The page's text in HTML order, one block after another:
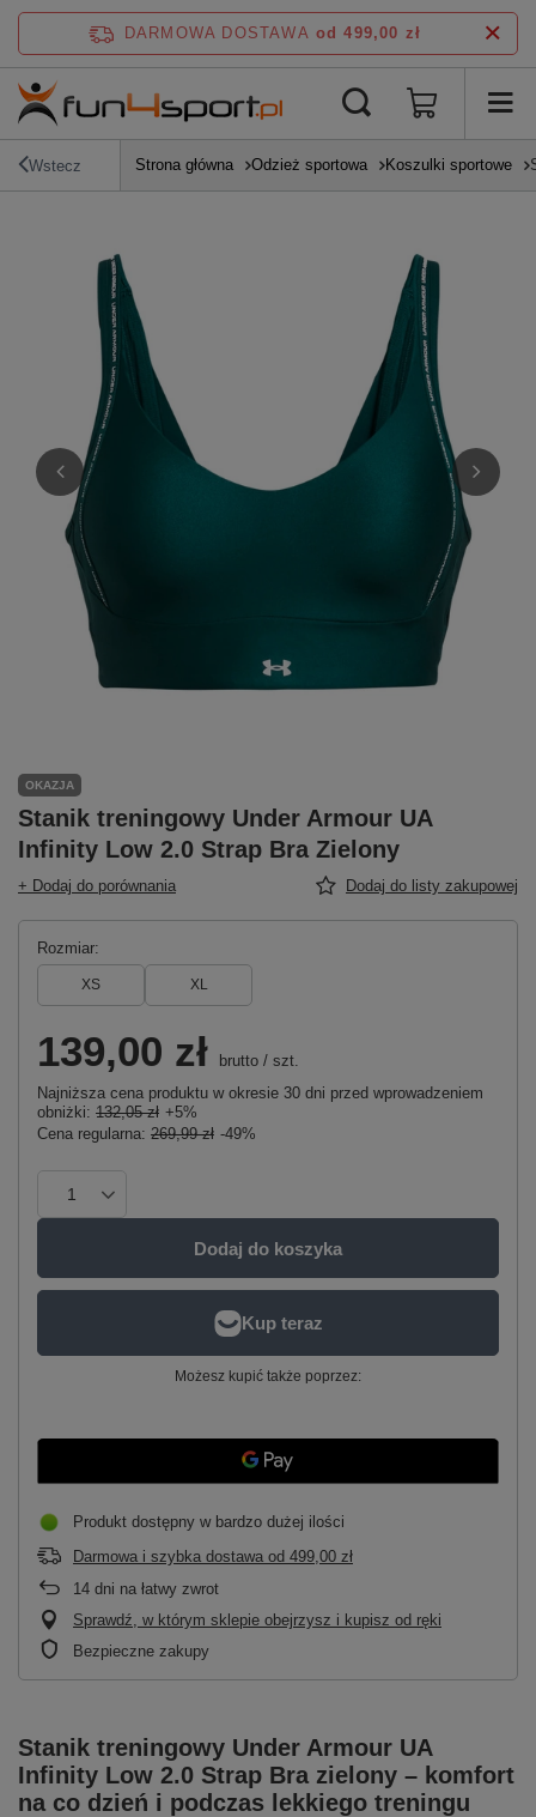
DARMOWA DOSTAWA od 499,00 zł
Wstecz Strona główna Odzież sportowa Koszulki sportowe
OKAZJA
Stanik treningowy Under Armour UA
Infinity Low 2.0 Strap Bra Zielony
+ Dodaj do porównania Dodaj do listy zakupowej
Rozmiar
XS XL
139,00 zł brutto / szt.
Najniższa cena produktu w okresie 30 dni przed wprowadzeniem
obniżki: 132,05 zł +5%
Cena regularna: 269,99 zł -49%
Dodaj do koszyka
Możesz kupić także poprzez:
Produkt dostępny w bardzo dużej ilości
Darmowa i szybka dostawa od 499,00 zł
14 dni na łatwy zwrot
Sprawdź, w którym sklepie obejrzysz i kupisz od ręki
Bezpieczne zakupy
Stanik treningowy Under Armour UA
Infinity Low 2.0 Strap Bra zielony – komfort
na co dzień i podczas lekkiego treningu